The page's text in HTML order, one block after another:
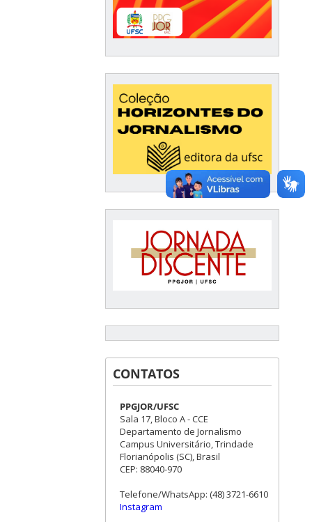
CONTATOS
PPGJOR/UFSC
Sala 17, Bloco A - CCE
Departamento de Jornalismo
Campus Universitário, Trindade
Florianópolis (SC), Brasil
CEP: 88040-970
Telefone/WhatsApp: (48) 3721-6610
Instagram